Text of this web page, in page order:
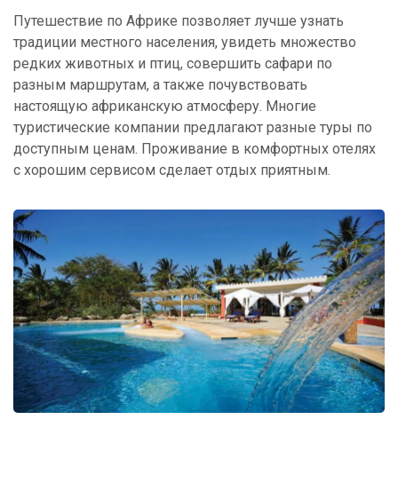
Путешествие по Африке позволяет лучше узнать
традиции местного населения, увидеть множество
редких животных и птиц, совершить сафари по
разным маршрутам, а также почувствовать
настоящую африканскую атмосферу. Многие
туристические компании предлагают разные туры по
доступным ценам. Проживание в комфортных отелях
с хорошим сервисом сделает отдых приятным.